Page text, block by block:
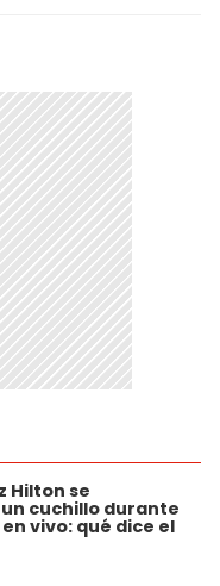
Hilton se
cuchillo durante
vivo: qué dice el